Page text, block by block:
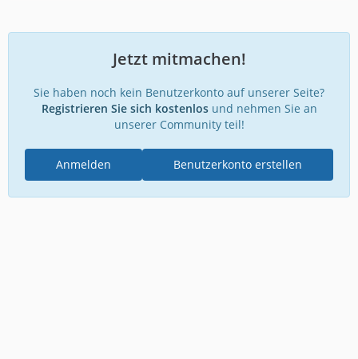
Jetzt mitmachen!
Sie haben noch kein Benutzerkonto auf unserer Seite?
Registrieren Sie sich kostenlosund nehmen Sie an
unserer Community teil!
Benutzerkonto erstellen
Anmelden